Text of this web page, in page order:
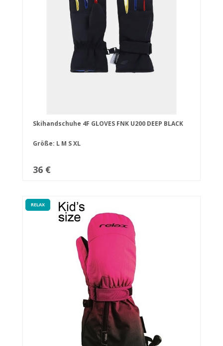
Skihandschuhe 4F GLOVES FNK U200 DEEP BLACK
Größe: L M SXL
36 €
RELAX